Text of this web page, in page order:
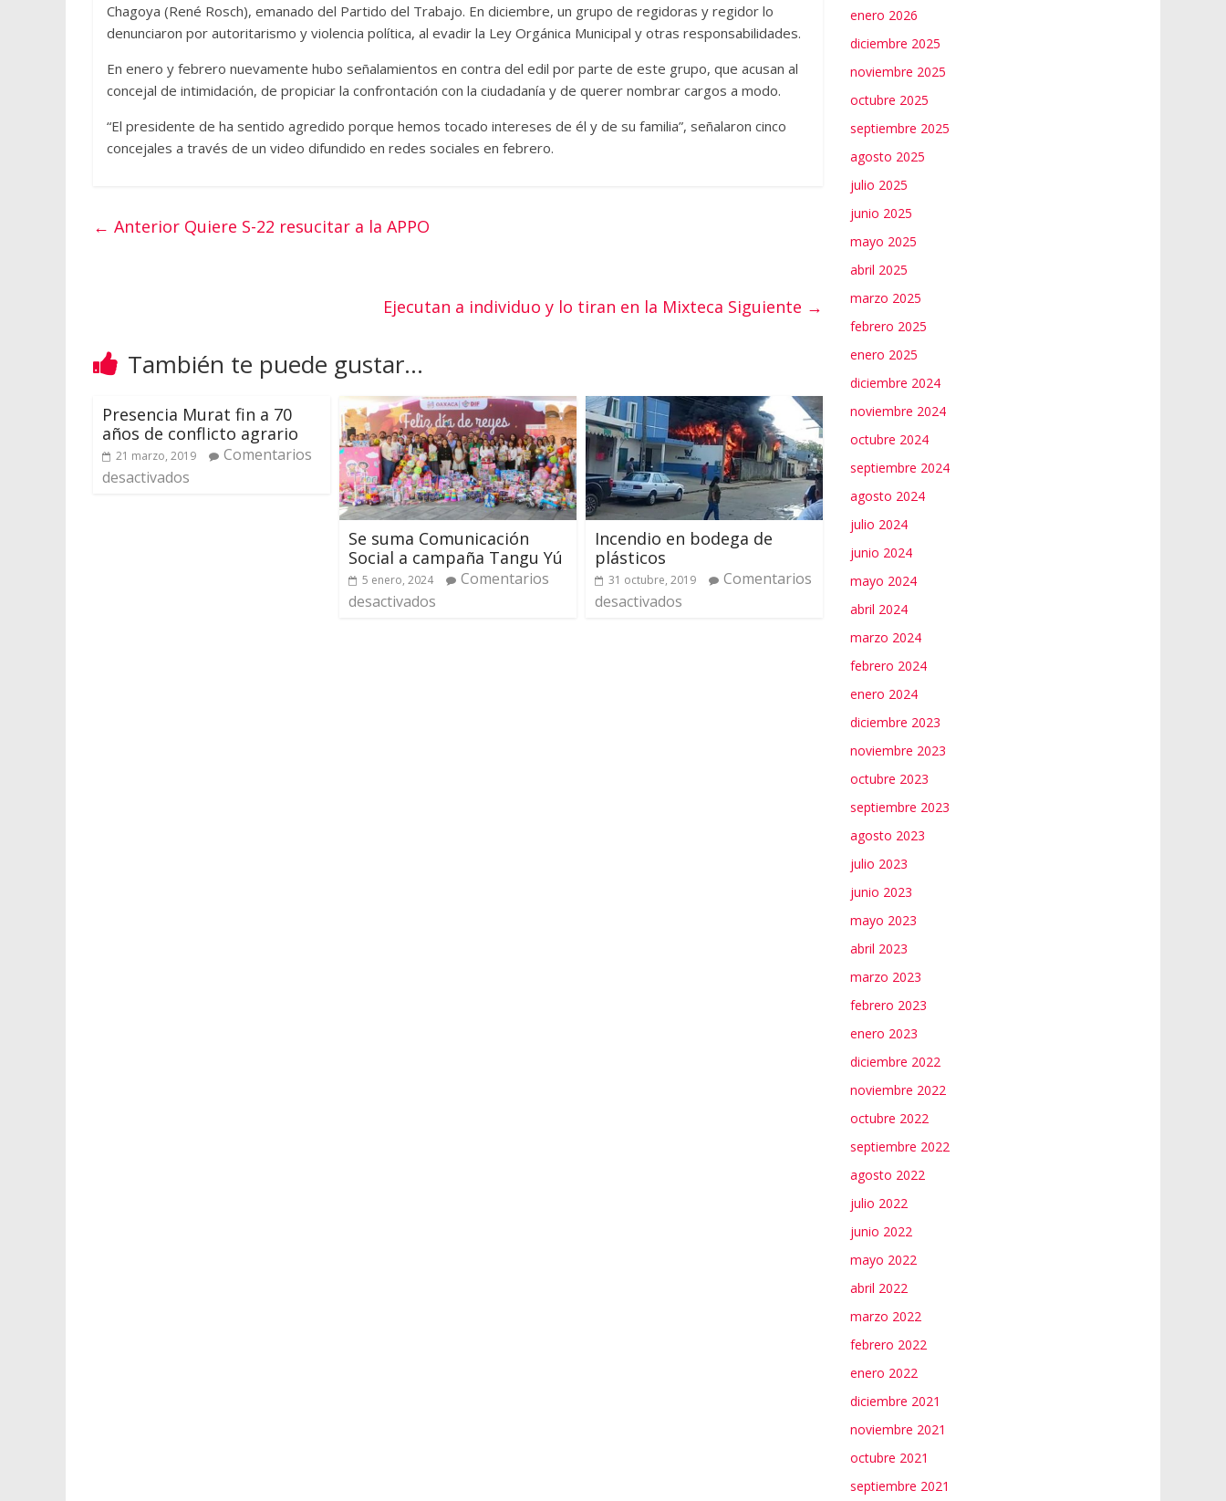
Chagoya (René Rosch), emanado del Partido del Trabajo. En diciembre, un grupo de regidoras y regidor lo
denunciaron por autoritarismo y violencia política, al evadir la Ley Orgánica Municipal y otras responsabilidades.
En enero y febrero nuevamente hubo señalamientos en contra del edil por parte de este grupo, que acusan al
concejal de intimidación, de propiciar la confrontación con la ciudadanía y de querer nombrar cargos a modo.
“El presidente de ha sentido agredido porque hemos tocado intereses de él y de su familia”, señalaron cinco
concejales a través de un video difundido en redes sociales en febrero.
← Anterior Quiere S-22 resucitar a la APPO
Ejecutan a individuo y lo tiran en la Mixteca Siguiente →
También te puede gustar...
Presencia Murat fin a 70
años de conflicto agrario
21 marzo, 2019
Comentarios
desactivados
Se suma Comunicación
Social a campaña Tangu Yú
5 enero, 2024
Comentarios
desactivados
Incendio en bodega de
plásticos
31 octubre, 2019
Comentarios
desactivados
enero 2026
diciembre 2025
noviembre 2025
octubre 2025
septiembre 2025
agosto 2025
julio 2025
junio 2025
mayo 2025
abril 2025
marzo 2025
febrero 2025
enero 2025
diciembre 2024
noviembre 2024
octubre 2024
septiembre 2024
agosto 2024
julio 2024
junio 2024
mayo 2024
abril 2024
marzo 2024
febrero 2024
enero 2024
diciembre 2023
noviembre 2023
octubre 2023
septiembre 2023
agosto 2023
julio 2023
junio 2023
mayo 2023
abril 2023
marzo 2023
febrero 2023
enero 2023
diciembre 2022
noviembre 2022
octubre 2022
septiembre 2022
agosto 2022
julio 2022
junio 2022
mayo 2022
abril 2022
marzo 2022
febrero 2022
enero 2022
diciembre 2021
noviembre 2021
octubre 2021
septiembre 2021